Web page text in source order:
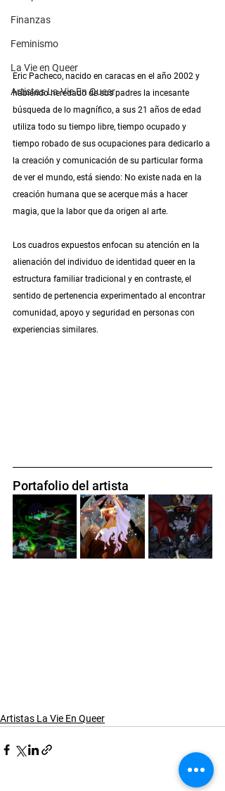
Finanzas
Feminismo
La Vie en Queer
Artistas La Vie En Queer
Eric Pacheco, nacido en caracas en el año 2002 y
habiendo heredado de sus padres la incesante
búsqueda de lo magnífico, a sus 21 años de edad
utiliza todo su tiempo libre, tiempo ocupado y
tiempo robado de sus ocupaciones para dedicarlo a
la creación y comunicación de su particular forma
de ver el mundo, está siendo: No existe nada en la
creación humana que se acerque más a hacer
magia, que la labor que da origen al arte.
Los cuadros expuestos enfocan su atención en la
alienación del individuo de identidad queer en la
estructura familiar tradicional y en contraste, el
sentido de pertenencia experimentado al encontrar
comunidad, apoyo y seguridad en personas con
experiencias similares.
Portafolio del artista
Artistas La Vie En Queer